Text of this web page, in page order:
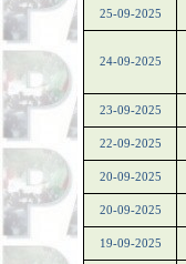
25-09-2025
24-09-2025
23-09-2025
22-09-2025
20-09-2025
20-09-2025
19-09-2025